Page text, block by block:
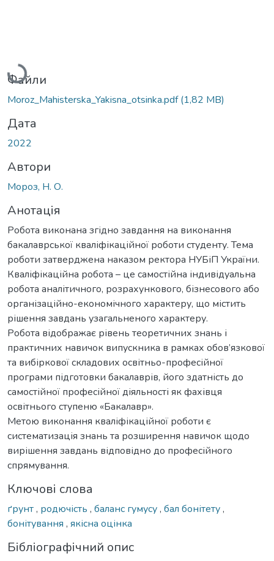
Вантажиться...
Файли
Moroz_Мahisterska_Yakisna_otsinka.pdf(1,82 MB)
Дата
2022
Автори
Мороз, Н. О.
Анотація
Робота виконана згідно завдання на виконання
бакалаврської кваліфікаційної роботи студенту. Тема
роботи затверджена наказом ректора НУБіП України.
Кваліфікаційна робота – це самостійна індивідуальна
робота аналітичного, розрахункового, бізнесового або
організаційно-економічного характеру, що містить
рішення завдань узагальненого характеру.
Робота відображає рівень теоретичних знань і
практичних навичок випускника в рамках обов’язкової
та вибіркової складових освітньо-професійної
програми підготовки бакалаврів, його здатність до
самостійної професійної діяльності як фахівця
освітнього ступеню «Бакалавр».
Метою виконання кваліфікаційної роботи є
систематизація знань та розширення навичок щодо
вирішення завдань відповідно до професійного
спрямування.
Ключові слова
ґрунт, родючість , баланс гумусу, бал бонітету,
бонітування , якісна оцінка
Бібліографічний опис